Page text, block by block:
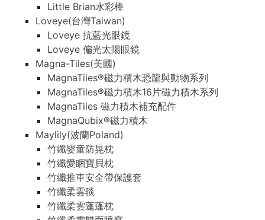
Little Brian水彩棒
Loveye(台灣Taiwan)
Loveye 抗藍光眼鏡
Loveye 偏光太陽眼鏡
Magna-Tiles(美國)
MagnaTiles®磁力積木恐龍與動物系列
MagnaTiles®磁力積木16片磁力積木系列
MagnaTiles 磁力積木補充配件
MagnaQubix®磁力積木
Maylily(波蘭Poland)
竹纖嬰童防晃枕
竹纖愛睏寶貝枕
竹纖推車安全帶保護套
竹纖柔雲毯
竹纖柔雲蓬蓬枕